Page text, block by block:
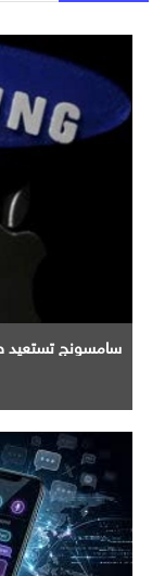
سامسونج تستعيد